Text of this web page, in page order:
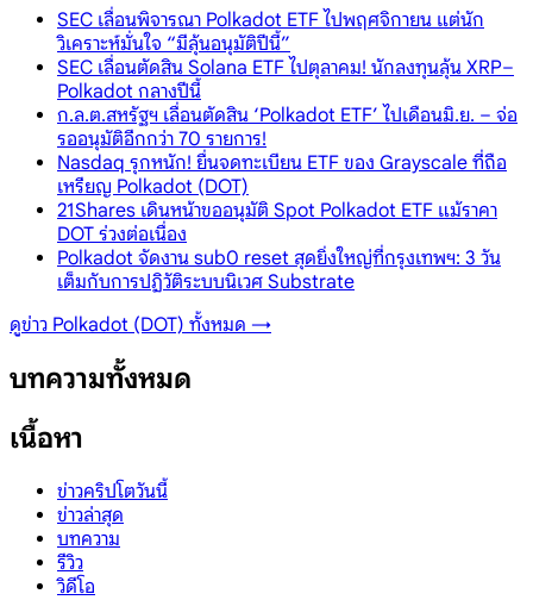
SEC เลื่อนพิจารณา Polkadot ETF ไปพฤศจิกายน แต่นัก
วิเคราะห์มั่นใจ “มีลุ้นอนุมัติปีนี้”
SEC เลื่อนตัดสิน Solana ETF ไปตุลาคม! นักลงทุนลุ้น XRP–
Polkadot กลางปีนี้
ก.ล.ต.สหรัฐฯ เลื่อนตัดสิน ‘Polkadot ETF’ ไปเดือนมิ.ย. – จ่อ
รออนุมัติอีกกว่า 70 รายการ!
Nasdaq รุกหนัก! ยื่นจดทะเบียน ETF ของ Grayscale ที่ถือ
เหรียญ Polkadot (DOT)
21Shares เดินหน้าขออนุมัติ Spot Polkadot ETF แม้ราคา
DOT ร่วงต่อเนื่อง
Polkadot จัดงาน sub0 reset สุดยิ่งใหญ่ที่กรุงเทพฯ: 3 วัน
เต็มกับการปฏิวัติระบบนิเวศ Substrate
ดูข่าว Polkadot (DOT) ทั้งหมด →
บทความทั้งหมด
เนื้อหา
ข่าวคริปโตวันนี้
ข่าวล่าสุด
บทความ
รีวิว
วิดีโอ